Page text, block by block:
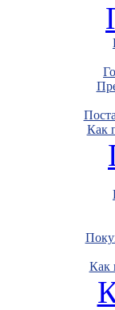
Как
Как